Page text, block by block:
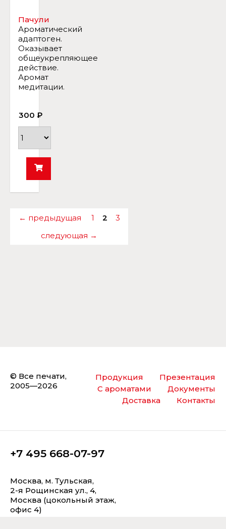
Пачули
Ароматический
адаптоген.
Оказывает
общеукрепляющее
действие.
Аромат
медитации.
300 ₽
← предыдущая 1 2
3
следующая →
© Все печати,
2005—2026
Продукция
Презентация
С ароматами
Документы
Доставка
Контакты
+7 495 668-07-97
Москва, м. Тульская,
2-я Рощинская ул., 4,
Москва (цокольный этаж,
офис 4)